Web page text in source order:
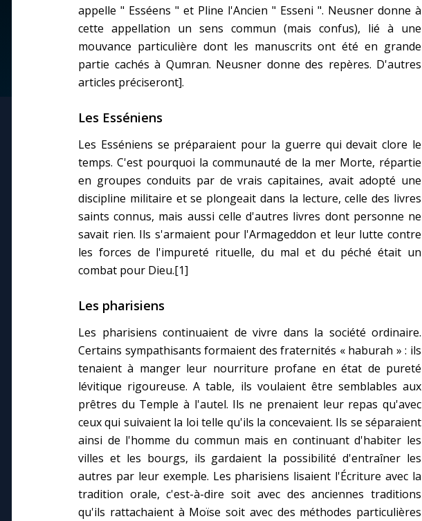
Mes intentions de
Une Minute avec Marie
appelle " Esséens " et Pline l'Ancien " Esseni ". Neusner donne à
cette appellation un sens commun (mais confus), lié à une
mouvance particulière dont les manuscrits ont été en grande
partie cachés à Qumran. Neusner donne des repères. D'autres
articles préciseront].
Les Esséniens
Les Esséniens se préparaient pour la guerre qui devait clore le
temps. C'est pourquoi la communauté de la mer Morte, répartie
en groupes conduits par de vrais capitaines, avait adopté une
discipline militaire et se plongeait dans la lecture, celle des livres
saints connus, mais aussi celle d'autres livres dont personne ne
savait rien. Ils s'armaient pour l'Armageddon et leur lutte contre
les forces de l'impureté rituelle, du mal et du péché était un
combat pour Dieu.[1]
Les pharisiens
Les pharisiens continuaient de vivre dans la société ordinaire.
Certains sympathisants formaient des fraternités « haburah » : ils
tenaient à manger leur nourriture profane en état de pureté
lévitique rigoureuse. A table, ils voulaient être semblables aux
prêtres du Temple à l'autel. Ils ne prenaient leur repas qu'avec
ceux qui suivaient la loi telle qu'ils la concevaient. Ils se séparaient
ainsi de l'homme du commun mais en continuant d'habiter les
villes et les bourgs, ils gardaient la possibilité d'entraîner les
autres par leur exemple. Les pharisiens lisaient l'Écriture avec la
tradition orale, c'est-à-dire soit avec des anciennes traditions
qu'ils rattachaient à Moïse soit avec des méthodes particulières